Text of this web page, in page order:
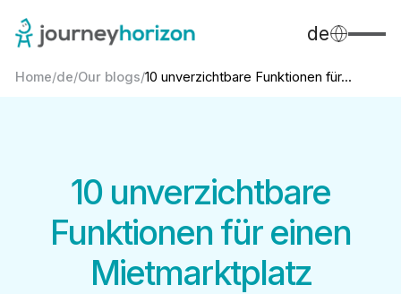
de
Home/de/Our blogs/10 unverzichtbare Funktionen für...
10 unverzichtbare
Funktionen für einen
Mietmarktplatz